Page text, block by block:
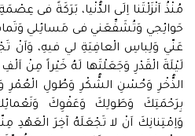
مُنْذُ اَنْزَلْتَنا اِلَى الدُّنْيا، بَرَكَةً فى
حَوائِجي وَتُشَفِّعَني فى مَسائِلي
عَنّي وَلِباسِ الْعافِيَةِ لي فيهِ، وَاَنْ
لَيْلَةَ الْقَدْرِ وَجَعَلْتَها لَهُ خَيْراً مِنْ
الذُّخْرِ وَحُسْنِ الشُّكْرِ وَطُولِ الْعُمْرِ
بِرَحْمَتِكَ وَطَولِكَ وَعَفْوِكَ
وَاِمْتِنانِكَ اَنْ لا تَجْعَلَهُ آخِرَ الْعَهْدِ